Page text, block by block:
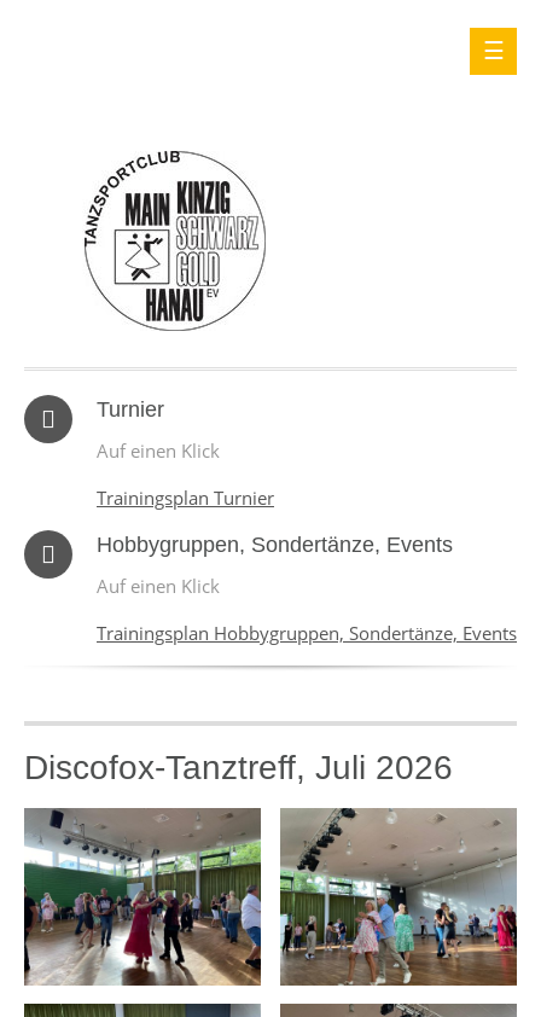
Turnier
Auf einen Klick
Trainingsplan Turnier
Hobbygruppen, Sondertänze, Events
Auf einen Klick
Trainingsplan Hobbygruppen, Sondertänze, Events
Discofox-Tanztreff, Juli 2026